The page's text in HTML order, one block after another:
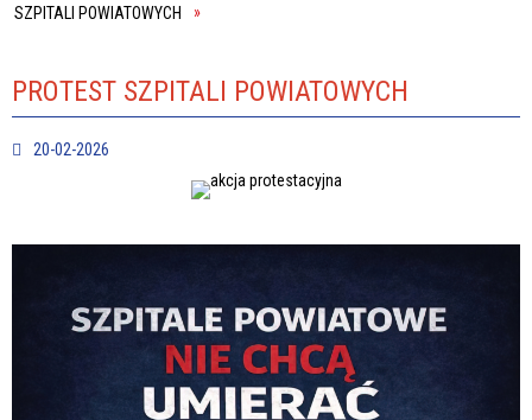
SZPITALI POWIATOWYCH
PROTEST SZPITALI POWIATOWYCH
20-02-2026